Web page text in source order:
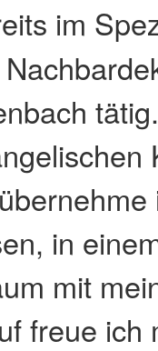
im
in
mit
freue ich